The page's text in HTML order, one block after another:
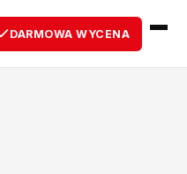
DARMOWA WYCENA